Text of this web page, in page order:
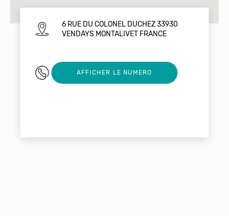
6 RUE DU COLONEL DUCHEZ 33930
VENDAYS MONTALIVET FRANCE
0610448898
AFFICHER LE NUMERO